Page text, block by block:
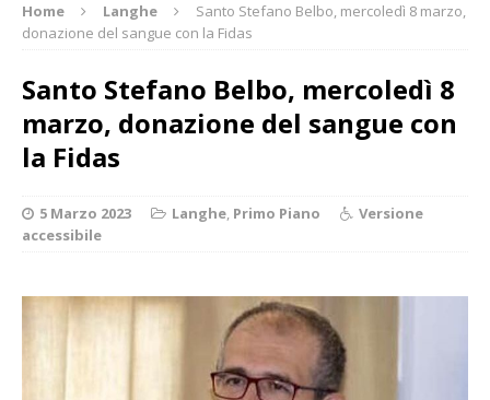
Home Langhe
Santo Stefano Belbo, mercoledì 8 marzo,
donazione del sangue con la Fidas
Santo Stefano Belbo, mercoledì 8
marzo, donazione del sangue con
la Fidas
5 Marzo 2023 Langhe, Primo Piano
Versione
accessibile